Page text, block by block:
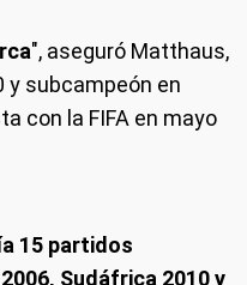
", aseguró Matthaus,
y subcampeón en
con la FIFA en mayo
15 partidos
Sudáfrica 2010 y